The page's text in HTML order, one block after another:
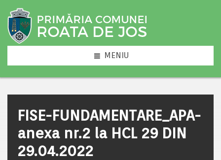
MENIU
FISE-FUNDAMENTARE_APA-
anexa nr.2 la HCL 29 DIN
29.04.2022